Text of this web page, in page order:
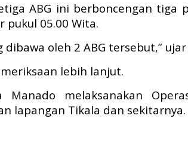
ABG ini berboncengan tiga
pukul 05.00 Wita.
oleh 2 ABG tersebut,”
lebih lanjut.
melaksanakan
lapangan Tikala dan sekitarnya.